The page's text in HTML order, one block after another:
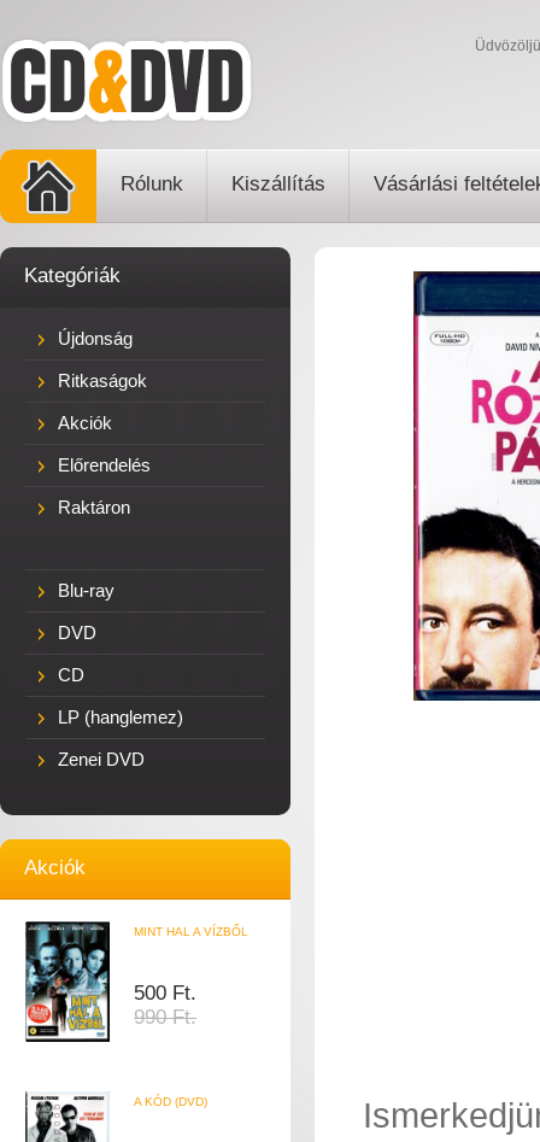
Rólunk Kiszállítás Vásárlási
Kategóriák
Újdonság
Ritkaságok
Akciók
Előrendelés
Raktáron
Blu-ray
DVD
CD
LP (hanglemez)
Zenei DVD
Akciók
MINT HAL A VÍZBŐL
500 Ft.
990 Ft.
A KÓD (DVD)